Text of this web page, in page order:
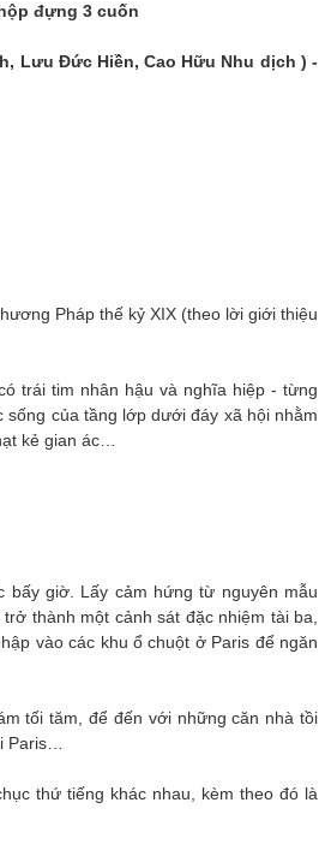
đựng 3 cuốn
Lưu Đức Hiền, Cao Hữu Nhu dịch ) -
Pháp thế kỷ XIX (theo lời giới thiệu
trái tim nhân hậu và nghĩa hiệp - từng
của tầng lớp dưới đáy xã hội nhằm
kẻ gian ác…
bấy giờ. Lấy cảm hứng từ nguyên mẫu
thành một cảnh sát đặc nhiệm tài ba,
vào các khu ổ chuột ở Paris để ngăn
tối tăm, để đến với những căn nhà tồi
Paris…
thứ tiếng khác nhau, kèm theo đó là